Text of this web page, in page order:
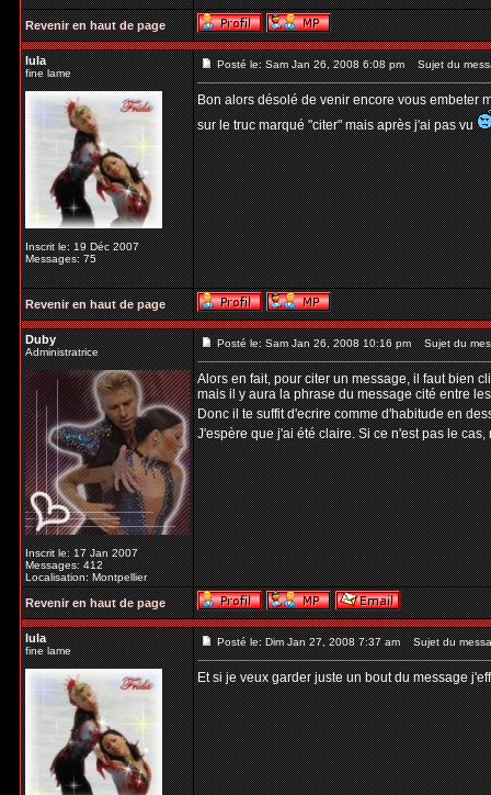
Revenir en haut de page
lula
fine lame
Inscrit le: 19 Déc 2007
Messages: 75
Posté le: Sam Jan 26, 2008 6:08 pm Sujet du
Bon alors désolé de venir encore vous embeter
sur le truc marqué "citer" mais après j'ai pas vu
Revenir en haut de page
Duby
Administratrice
Inscrit le: 17 Jan 2007
Messages: 412
Localisation: Montpellier
Posté le: Sam Jan 26, 2008 10:16 pm Sujet du
Alors en fait, pour citer un message, il faut bien
mais il y aura la phrase du message cité entre
Donc il te suffit d'ecrire comme d'habitude en
J'espère que j'ai été claire. Si ce n'est pas le
Revenir en haut de page
lula
fine lame
Posté le: Dim Jan 27, 2008 7:37 am Sujet du
Et si je veux garder juste un bout du message